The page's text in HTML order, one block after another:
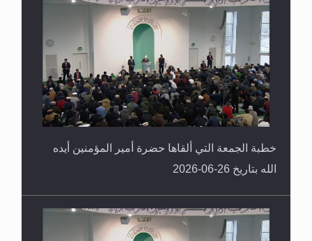
خطبة الجمعة التي ألقاها حضرة أمير المؤمنين أيده
الله بتاريخ 26-06-2026